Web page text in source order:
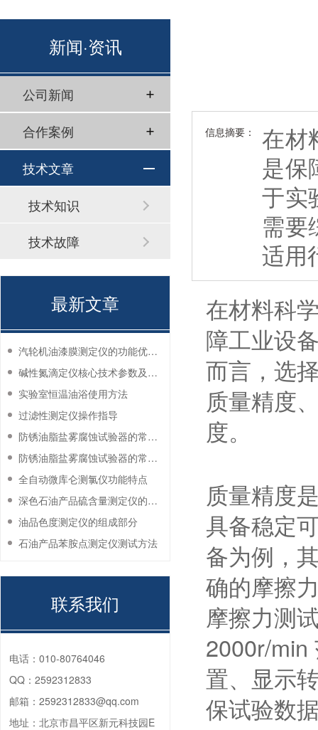
信息摘要：
在材
是保
于实
需要
适用
在材料科
障工业设
而言，选
质量精度
度。
质量精度
具备稳定
备为例，
确的摩擦
摩擦力测
2000r/min
置、显示
保试验数
新闻·资讯
公司新闻
合作案例
技术文章
技术知识
技术故障
最新文章
汽轮机油漆膜测定仪的功能优势有哪些？
碱性氮滴定仪核心技术参数及应用说明
实验室恒温油浴使用方法
过滤性测定仪操作指导
防锈油脂盐雾腐蚀试验器的常见故障与解决方法
防锈油脂盐雾腐蚀试验器的常见故障与解决方法
全自动微库仑测氯仪功能特点
深色石油产品硫含量测定仪的工作环境要求
油品色度测定仪的组成部分
石油产品苯胺点测定仪测试方法
联系我们
电话： 010-80764046
QQ： 2592312833
邮箱： 2592312833@qq.com
地址： 北京市昌平区新元科技园E